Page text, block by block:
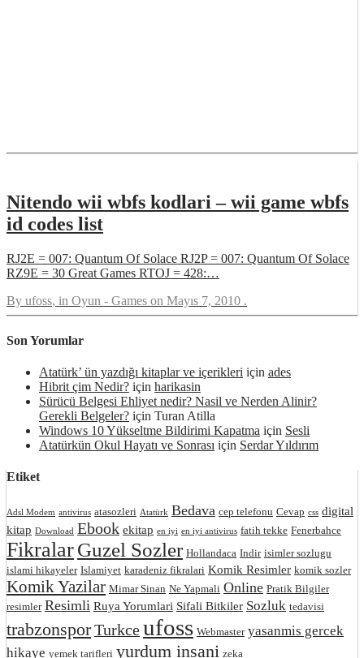
Nitendo wii wbfs kodlari – wii game wbfs
id codes list
RJ2E = 007: Quantum Of Solace RJ2P = 007: Quantum Of Solace
RZ9E = 30 Great Games RTOJ = 428:…
By ufoss, in Oyun - Games on Mayıs 7, 2010 .
Son Yorumlar
Atatürk’ ün yazdığı kitaplar ve içerikleri için ades
Hibrit çim Nedir? için harikasin
Sürücü Belgesi Ehliyet nedir? Nasil ve Nerden Alinir?
Gerekli Belgeler? için Turan Atilla
Windows 10 Yükseltme Bildirimi Kapatma için Sesli
Atatürkün Okul Hayatı ve Sonrası için Serdar Yıldırım
Etiket
Adsl Modem antivirus atasozleri Atatürk Bedava cep telefonu Cevap css digital
kitap Download Ebook ekitap en iyi en iyi antivirus fatih tekke Fenerbahce
FikralarGuzel Sozler Hollandaca Indir isimler sozlugu
islami hikayeler Islamiyet karadeniz fikralari Komik Resimler komik sozler
Komik Yazilar Mimar Sinan Ne Yapmali Online Pratik Bilgiler
resimler Resimli Ruya Yorumlari Sifali Bitkiler Sozluk tedavisi
trabzonsporTurkceufoss Webmaster yasanmis gercek
hikaye yemek tarifleri yurdum insani zeka